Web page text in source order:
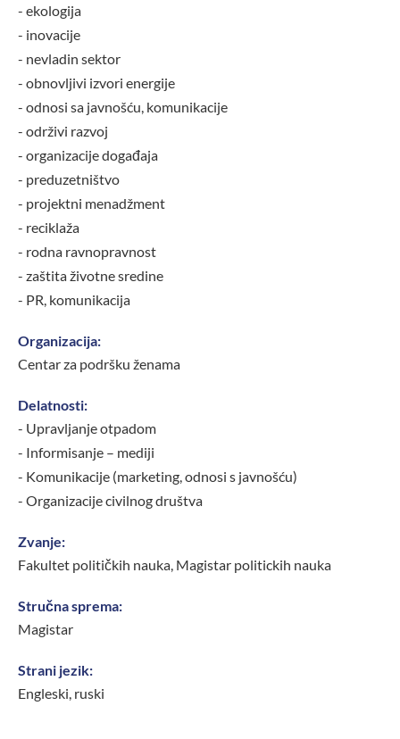
- ekologija
- inovacije
- nevladin sektor
- obnovljivi izvori energije
- odnosi sa javnošću, komunikacije
- održivi razvoj
- organizacije događaja
- preduzetništvo
- projektni menadžment
- reciklaža
- rodna ravnopravnost
- zaštita životne sredine
- PR, komunikacija
Organizacija:
Centar za podršku ženama
Delatnosti:
- Upravljanje otpadom
- Informisanje – mediji
- Komunikacije (marketing, odnosi s javnošću)
- Organizacije civilnog društva
Zvanje:
Fakultet političkih nauka, Magistar politickih nauka
Stručna sprema:
Magistar
Strani jezik:
Engleski, ruski